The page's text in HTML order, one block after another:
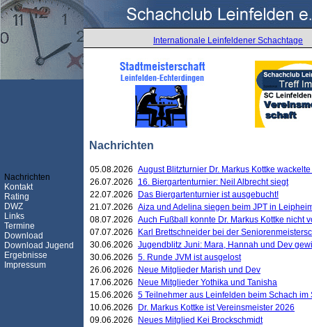
Internationale Leinfeldener Schachtage
Nachrichten
Nachrichten
Kontakt
Rating
DWZ
Links
Termine
Download
Download Jugend
Ergebnisse
Impressum
05.08.2026 August Blitzturnier Dr. Markus Kottke
26.07.2026
16. Biergartenturnier: Neil Albrecht siegt
22.07.2026
Das Biergartenturnier ist ausgebucht!
21.07.2026 Aiza und Adelina siegen beim JPT in
08.07.2026 Auch Fußball konnte Dr. Markus Kottke nicht
07.07.2026
Karl Brettschneider bei der
30.06.2026 Jugendblitz Juni: Mara, Hannah und Dev
30.06.2026 5. Runde JVM ist ausgelost
26.06.2026
Neue Mitglieder Marish und Dev
17.06.2026
Neue Mitglieder Yothika und Tanisha
15.06.2026 5 Teilnehmer aus Leinfelden beim Schach
10.06.2026
Dr. Markus Kottke ist Vereinsmeister 2026
09.06.2026
Neues Mitglied Kei Brockschmidt